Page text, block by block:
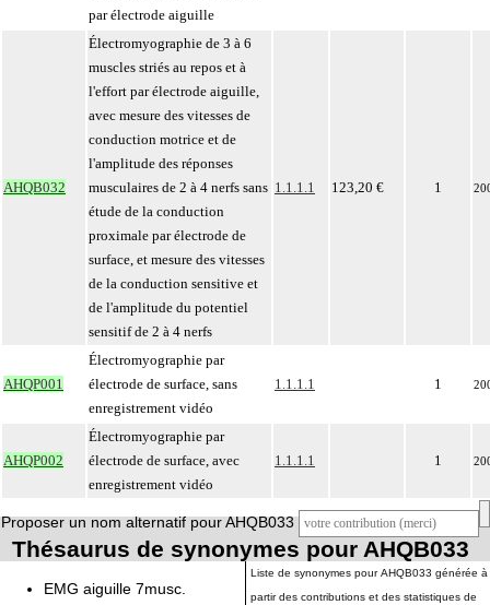
par électrode aiguille
AHQB032
Électromyographie de 3 à 6
muscles striés au repos et à
l'effort par électrode aiguille,
avec mesure des vitesses de
conduction motrice et de
l'amplitude des réponses
musculaires de 2 à 4 nerfs sans
étude de la conduction
proximale par électrode de
surface, et mesure des vitesses
de la conduction sensitive et
de l'amplitude du potentiel
sensitif de 2 à 4 nerfs
1.1.1.1 123,20 € 1
AHQP001
Électromyographie par
électrode de surface, sans
enregistrement vidéo
1.1.1.1 1
AHQP002
Électromyographie par
électrode de surface, avec
enregistrement vidéo
1.1.1.1 1
Proposer un nom alternatif pour AHQB033
Thésaurus de synonymes pour AHQB033
EMG aiguille 7musc.
Liste de synonymes pour AHQB033 générée à
partir des contributions et des statistiques de